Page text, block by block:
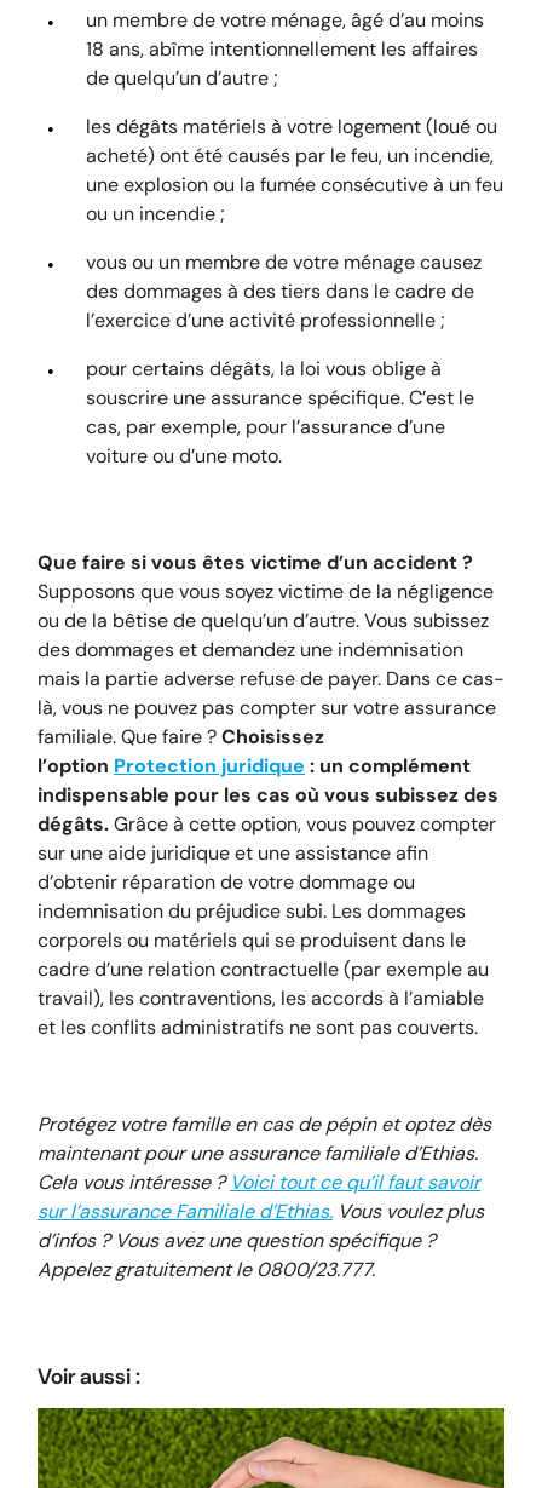
un membre de votre ménage, âgé d’au moins
18 ans, abîme intentionnellement les affaires
de quelqu’un d’autre ;
les dégâts matériels à votre logement (loué ou
acheté) ont été causés par le feu, un incendie,
une explosion ou la fumée consécutive à un feu
ou un incendie ;
vous ou un membre de votre ménage causez
des dommages à des tiers dans le cadre de
l’exercice d’une activité professionnelle ;
pour certains dégâts, la loi vous oblige à
souscrire une assurance spécifique. C’est le
cas, par exemple, pour l’assurance d’une
voiture ou d’une moto.
Que faire si vous êtes victime d’un accident ?
Supposons que vous soyez victime de la négligence
ou de la bêtise de quelqu’un d’autre. Vous subissez
des dommages et demandez une indemnisation
mais la partie adverse refuse de payer. Dans ce cas-
là, vous ne pouvez pas compter sur votre assurance
familiale. Que faire ?Choisissez
l’option Protection juridique : un complément
indispensable pour les cas où vous subissez des
dégâts.Grâce à cette option, vous pouvez compter
sur une aide juridique et une assistance afin
d’obtenir réparation de votre dommage ou
indemnisation du préjudice subi. Les dommages
corporels ou matériels qui se produisent dans le
cadre d’une relation contractuelle (par exemple au
travail), les contraventions, les accords à l’amiable
et les conflits administratifs ne sont pas couverts.
Protégez votre famille en cas de pépin et optez dès
maintenant pour une assurance familiale d’Ethias.
Cela vous intéresse ? Voici tout ce qu’il faut savoir
sur l’assurance Familiale d’Ethias. Vous voulez plus
d’infos ? Vous avez une question spécifique ?
Appelez gratuitement le 0800/23.777.
Voir aussi :